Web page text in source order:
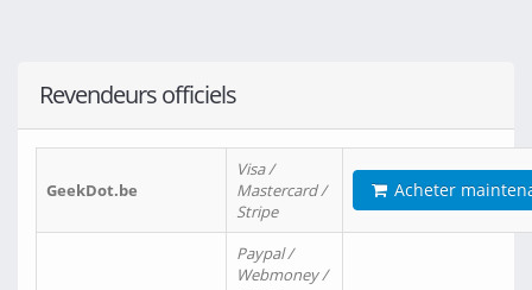
Revendeurs officiels
GeekDot.be
Visa /
Mastercard /
Stripe
Acheter
Paypal /
Webmoney /